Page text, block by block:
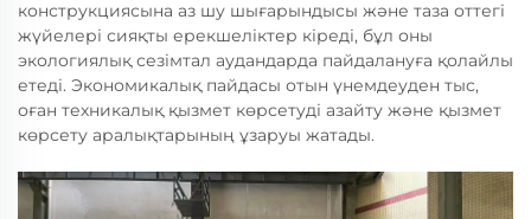
конструкциясына аз шу шығарындысы және таза оттегі
жүйелері сияқты ерекшеліктер кіреді, бұл оны
экологиялық сезімтал аудандарда пайдалануға қолайлы
етеді. Экономикалық пайдасы отын үнемдеуден тыс,
оған техникалық қызмет көрсетуді азайту және қызмет
көрсету аралықтарының ұзаруы жатады.